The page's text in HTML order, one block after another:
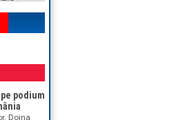
podium
Doina